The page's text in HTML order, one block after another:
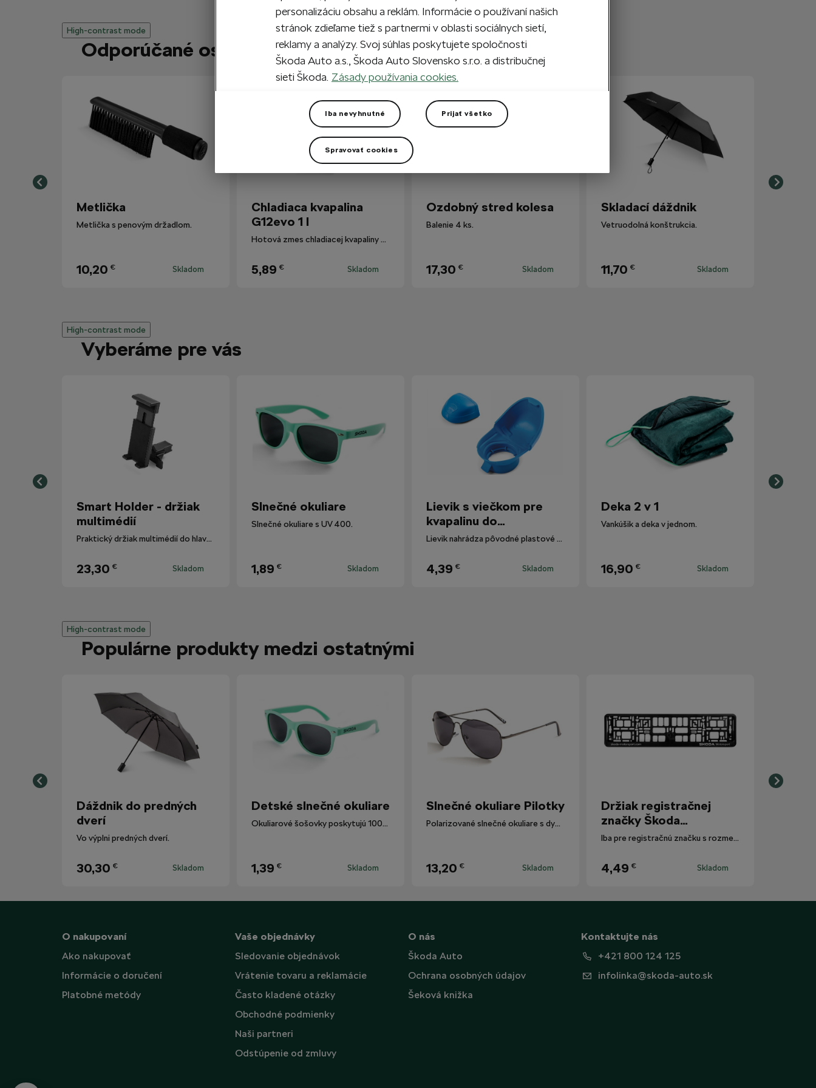
High-contrast mode
Odporúčané ostatnými zákazníkmi
Metlička
Metlička s penovým držadlom.
10,20 € Skladom
Chladiaca kvapalina
G12evo 1 l
Hotová zmes chladiacej kvapaliny G12evo pre všetky vozidlá Škoda.
5,89 € Skladom
Ozdobný stred kolesa
Balenie 4 ks.
17,30 € Skladom
Skladací dáždnik
Vetruodolná konštrukcia.
11,70 € Skladom
High-contrast mode
Vyberáme pre vás
Smart Holder - držiak
multimédií
Praktický držiak multimédií do hlavovej opierky.
23,30 € Skladom
Slnečné okuliare
Slnečné okuliare s UV 400.
1,89 € Skladom
Lievik s viečkom pre
kvapalinu do
ostrekovačov
Lievik nahrádza pôvodné plastové viečko nádobky ostrekovačov.
4,39 € Skladom
Deka 2 v 1
Vankúšik a deka v jednom.
16,90 € Skladom
High-contrast mode
Populárne produkty medzi ostatnými
Dáždnik do predných
dverí
Vo výplni predných dverí.
30,30 € Skladom
Detské slnečné okuliare
Okuliarové šošovky poskytujú 100% ochranu proti UV žiareniu.
1,39 € Skladom
Slnečné okuliare Pilotky
Polarizované slnečné okuliare s dymovými sklami.
13,20 € Skladom
Držiak registračnej
značky Škoda
Motorsport
Iba pre registračnú značku s rozmermi 520 mm x 110 mm.
4,49 € Skladom
O nakupovaní
Ako nakupovať
Informácie o doručení
Platobné metódy
Vaše objednávky
Sledovanie objednávok
Vrátenie tovaru a reklamácie
Často kladené otázky
Obchodné podmienky
Naši partneri
Odstúpenie od zmluvy
O nás
Škoda Auto
Ochrana osobných údajov
Šeková knižka
Kontaktujte nás
+421 800 124 125
infolinka@skoda-auto.sk
personalizáciu obsahu a reklám. Informácie o používaní našich
stránok zdieľame tiež s partnermi v oblasti sociálnych sietí,
reklamy a analýzy. Svoj súhlas poskytujete spoločnosti
Škoda Auto a.s., Škoda Auto Slovensko s.r.o. a distribučnej
sieti Škoda. Zásady používania cookies.
Iba nevyhnutné Prijať všetko
Spravovať cookies